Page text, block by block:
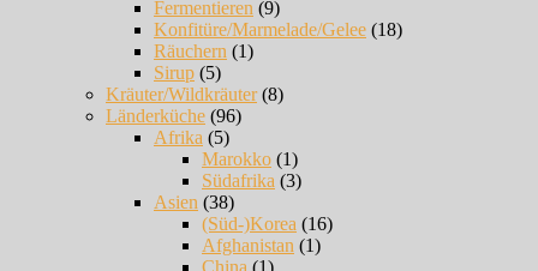
Fermentieren (9)
Konfitüre/Marmelade/Gelee (18)
Räuchern (1)
Sirup (5)
Kräuter/Wildkräuter(8)
Länderküche (96)
Afrika (5)
Marokko (1)
Südafrika (3)
Asien (38)
(Süd-)Korea (16)
Afghanistan (1)